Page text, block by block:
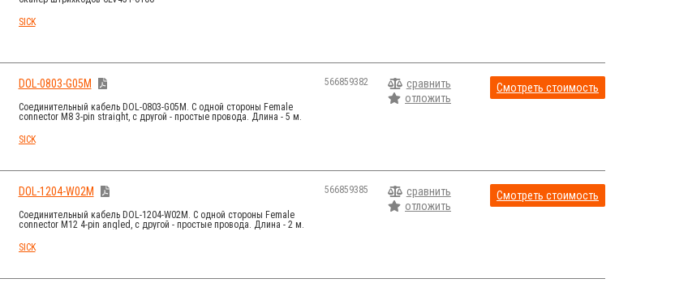
SICK
DOL-0803-G05M
Соединительный кабель DOL-0803-G05M. С одной стороны Female
connector M8 3-pin straight, с другой - простые провода. Длина - 5 м.
SICK
566859382
сравнить
отложить
Смотреть стоимость
DOL-1204-W02M
Соединительный кабель DOL-1204-W02M. С одной стороны Female
connector M12 4-pin angled, с другой - простые провода. Длина - 2 м.
SICK
566859385
сравнить
отложить
Смотреть стоимость